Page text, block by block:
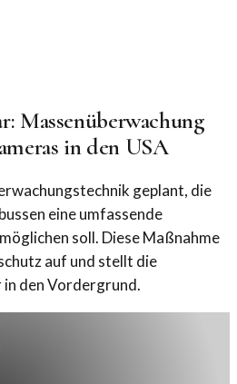
Massenüberwachung
in den USA
geplant, die
eine umfassende
soll. Diese Maßnahme
auf und stellt die
den Vordergrund.